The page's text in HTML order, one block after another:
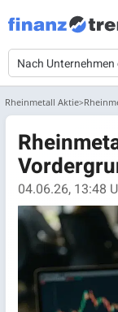
Rheinmetall Aktie
04.06.26, 13:48